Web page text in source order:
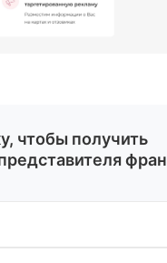
чтобы получить